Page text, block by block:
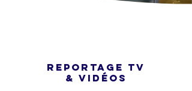
REPORTAGE TV
& VIDÉOS